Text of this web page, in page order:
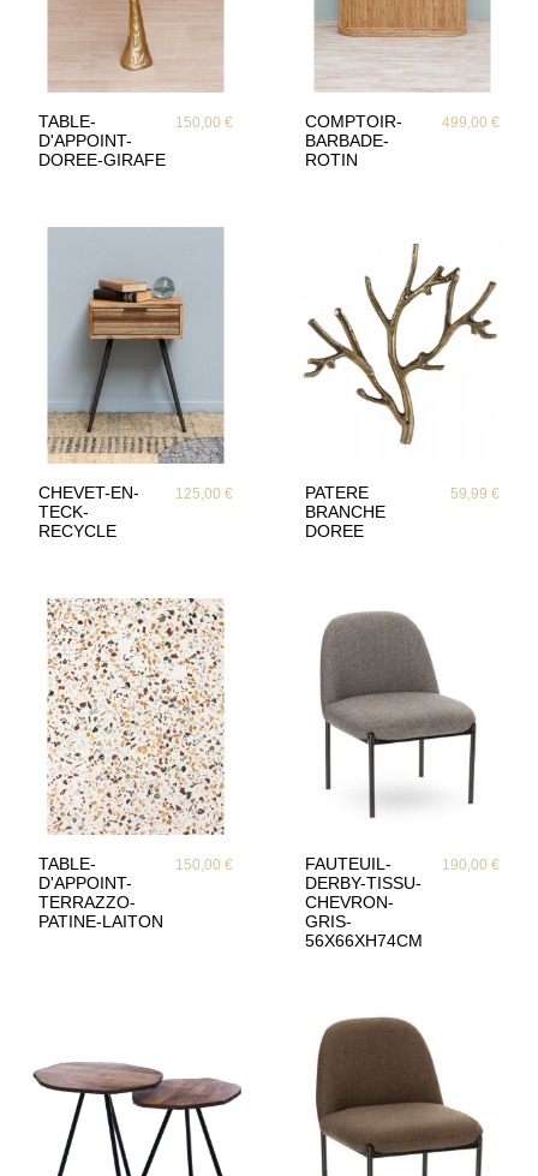
TABLE-
D'APPOINT-
DOREE-GIRAFE
150,00 €
COMPTOIR-
BARBADE-
ROTIN
499,00 €
CHEVET-EN-
TECK-
RECYCLE
125,00 €
PATERE
BRANCHE
DOREE
59,99 €
TABLE-
D'APPOINT-
TERRAZZO-
PATINE-LAITON
150,00 €
FAUTEUIL-
DERBY-TISSU-
CHEVRON-
GRIS-
56X66XH74CM
190,00 €